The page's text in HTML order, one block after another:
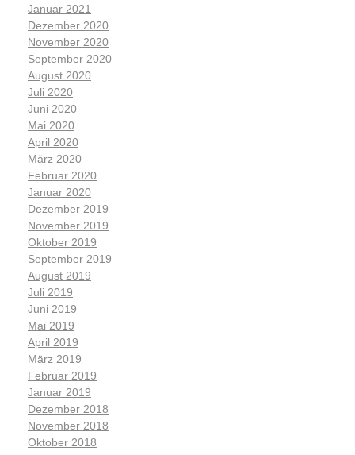
Januar 2021
Dezember 2020
November 2020
September 2020
August 2020
Juli 2020
Juni 2020
Mai 2020
April 2020
März 2020
Februar 2020
Januar 2020
Dezember 2019
November 2019
Oktober 2019
September 2019
August 2019
Juli 2019
Juni 2019
Mai 2019
April 2019
März 2019
Februar 2019
Januar 2019
Dezember 2018
November 2018
Oktober 2018